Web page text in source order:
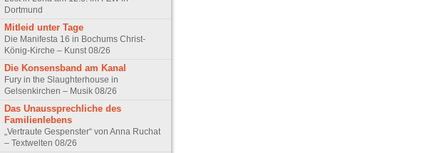
Dortmund
Mitleid unter Tage
Die Manifesta 16 in Bochums Christ-
König-Kirche – Kunst 08/26
Die Konsensband am Kanal
Fury in the Slaughterhouse in
Gelsenkirchen – Musik 08/26
Das Unaussprechliche des
Familienlebens
„Vertraute Gespenster“ von Anna Ruchat
– Textwelten 08/26